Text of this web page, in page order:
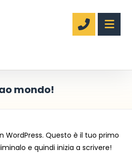
mondo!
WordPress. Questo è il tuo primo
e quindi inizia a scrivere!